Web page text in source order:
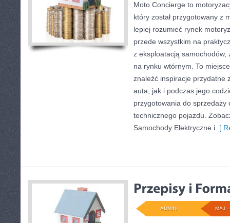
Moto Concierge to
który został przygotowany z
lepiej rozumieć rynek
przede wszystkim na
z eksploatacją samochodów,
na rynku wtórnym. To
znaleźć inspiracje przydatne
auta, jak i podczas jego
przygotowania do sprzedaży
technicznego pojazdu.
Samochody Elektryczne i [
MAJ -
ADMIN